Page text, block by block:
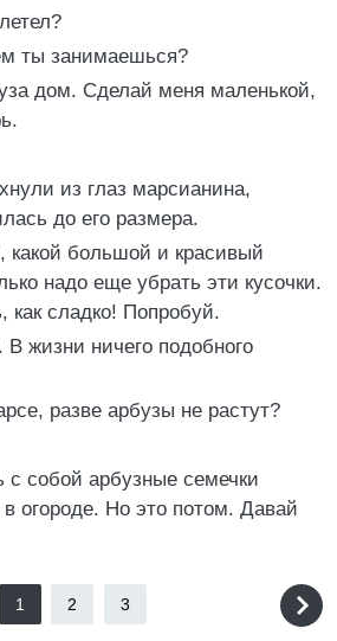
ты занимаешься?
дом. Сделай меня маленькой,
из глаз марсианина,
до его размера.
большой и красивый
надо еще убрать эти кусочки.
сладко! Попробуй.
В жизни ничего подобного
разве арбузы не растут?
с собой арбузные семечки
огороде. Но это потом. Давай
1 2 3